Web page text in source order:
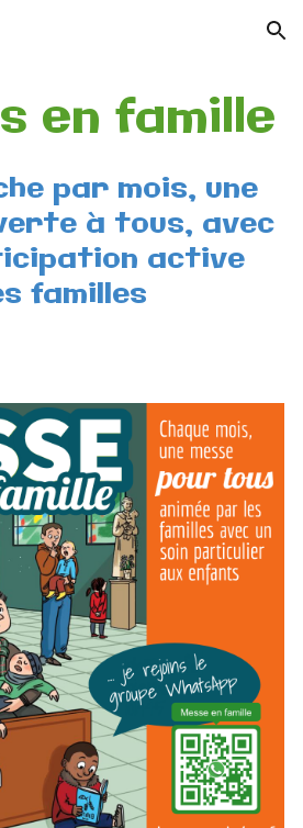
Skip to navigation
en famille
par mois, une
à tous, avec
active
familles